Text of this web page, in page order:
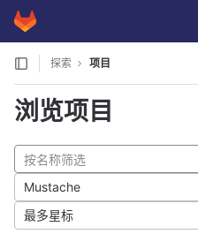
Skip to content
GitLab
探索 项目
浏览项目
Mustache
最多星标